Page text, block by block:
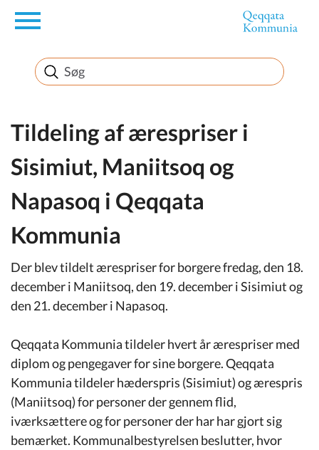
en
Borger
Erhverv
Politik
Turisme
Selvbetjening
Om Kommunen
Tildeling af ærespriser i
Sisimiut, Maniitsoq og
Napasoq i Qeqqata
Kommunia
Der blev tildelt ærespriser for borgere fredag, den 18.
december i Maniitsoq, den 19. december i Sisimiut og
den 21. december i Napasoq.
Qeqqata Kommunia tildeler hvert år ærespriser med
diplom og pengegaver for sine borgere. Qeqqata
Kommunia tildeler hæderspris (Sisimiut) og ærespris
(Maniitsoq) for personer der gennem flid,
iværksættere og for personer der har har gjort sig
bemærket. Kommunalbestyrelsen beslutter, hvor